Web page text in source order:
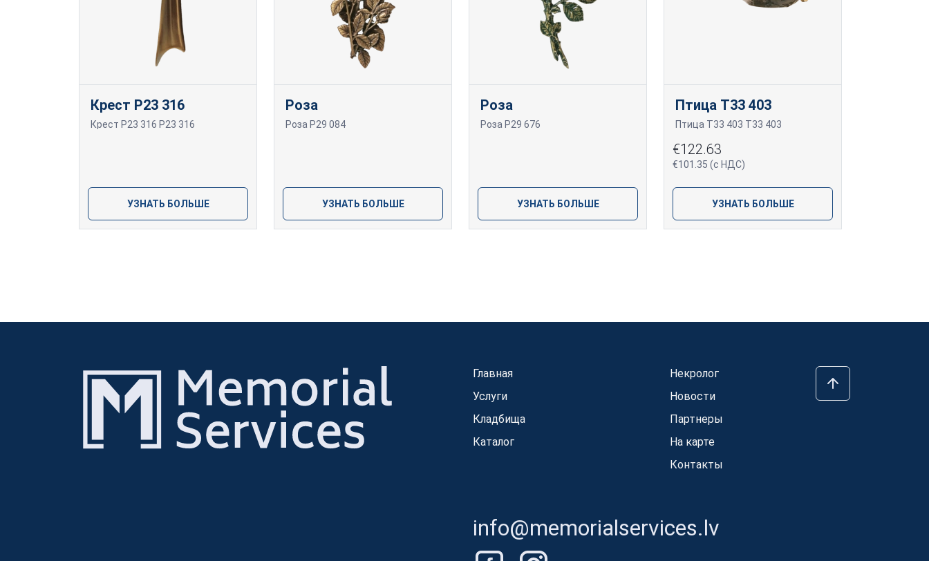
Крест P23 316
Крест P23 316 P23 316
УЗНАТЬ БОЛЬШЕ
Роза
Роза P29 084
УЗНАТЬ БОЛЬШЕ
Роза
Роза P29 676
УЗНАТЬ БОЛЬШЕ
Птица T33 403
Птица T33 403 T33 403
€122.63
€101.35 (с НДС)
УЗНАТЬ БОЛЬШЕ
Главная
Услуги
Кладбища
Каталог
Некролог
Новости
Партнеры
На карте
Контакты
info@memorialservices.lv